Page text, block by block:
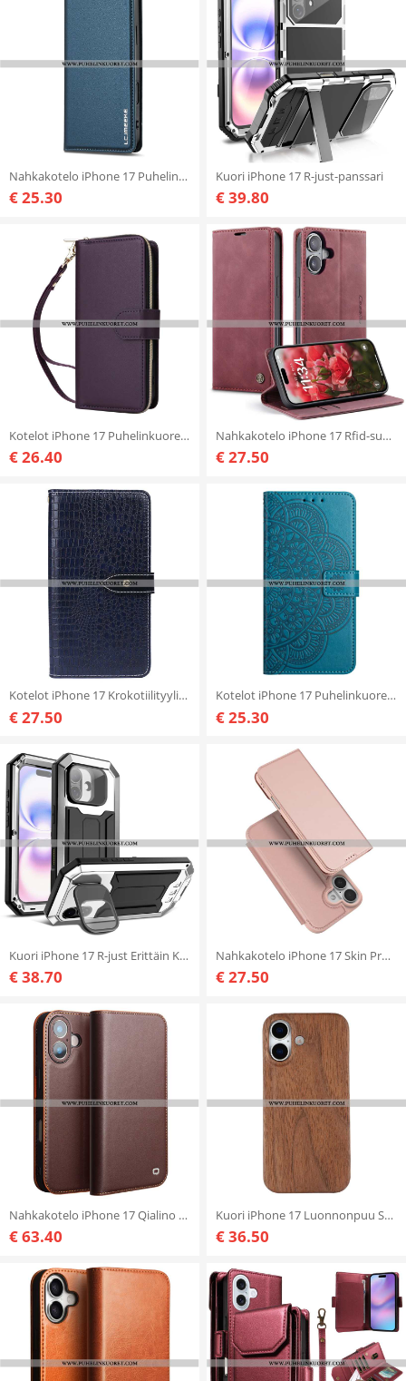
Nahkakotelo iPhone 17 Puhelinkuoret Klassinen Lcimeeke
€ 25.30
Kuori iPhone 17 R-just-panssari
€ 39.80
Kotelot iPhone 17 Puhelinkuoret 9 Kortin Lokeron Lompakko Ja Nauha
€ 26.40
Nahkakotelo iPhone 17 Rfid-suojattu Caseme
€ 27.50
Kotelot iPhone 17 Krokotiilityylinen Idewei
€ 27.50
Kotelot iPhone 17 Puhelinkuoret Mandala-kuvio
€ 25.30
Kuori iPhone 17 R-just Erittäin Kestävä
€ 38.70
Nahkakotelo iPhone 17 Skin Pro -sarja Dux Ducis
€ 27.50
Nahkakotelo iPhone 17 Qialino Nahka Suojakuori
€ 63.40
Kuori iPhone 17 Luonnonpuu Suojakuori
€ 36.50